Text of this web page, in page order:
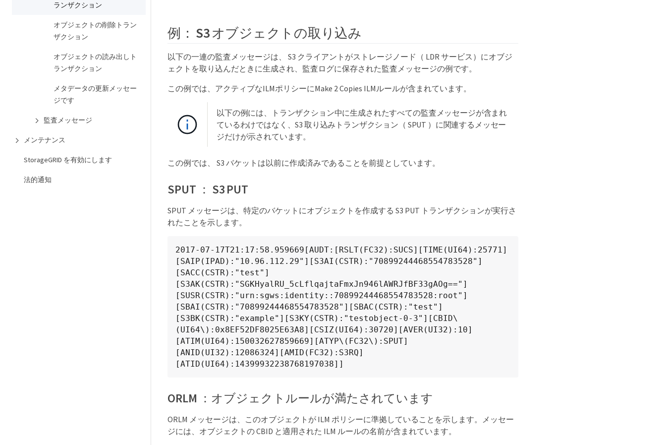
ランザクション
オブジェクトの削除トラン
ザクション
オブジェクトの読み出しト
ランザクション
メタデータの更新メッセー
ジです
監査メッセージ
メンテナンス
StorageGRID を有効にします
法的通知
例： S3 オブジェクトの取り込み
以下の一連の監査メッセージは、 S3 クライアントがストレージノード（ LDR サービス）にオブジ
ェクトを取り込んだときに生成され、監査ログに保存された監査メッセージの例です。
この例では、アクティブなILMポリシーにMake 2 Copies ILMルールが含まれています。
以下の例には、トランザクション中に生成されたすべての監査メッセージが含まれ
ているわけではなく、S3 取り込みトランザクション（ SPUT ）に関連するメッセー
ジだけが示されています。
この例では、 S3 バケットは以前に作成済みであることを前提としています。
SPUT ： S3 PUT
SPUT メッセージは、特定のバケットにオブジェクトを作成する S3 PUT トランザクションが実行さ
れたことを示します。
2017-07-17T21:17:58.959669[AUDT:[RSLT(FC32):SUCS][TIME(UI64):25771]
[SAIP(IPAD):"10.96.112.29"][S3AI(CSTR):"70899244468554783528"]
[SACC(CSTR):"test"]
[S3AK(CSTR):"SGKHyalRU_5cLflqajtaFmxJn946lAWRJfBF33gAOg=="]
[SUSR(CSTR):"urn:sgws:identity::70899244468554783528:root"]
[SBAI(CSTR):"70899244468554783528"][SBAC(CSTR):"test"]
[S3BK(CSTR):"example"][S3KY(CSTR):"testobject-0-3"][CBID\
(UI64\):0x8EF52DF8025E63A8][CSIZ(UI64):30720][AVER(UI32):10]
[ATIM(UI64):150032627859669][ATYP\(FC32\):SPUT]
[ANID(UI32):12086324][AMID(FC32):S3RQ]
[ATID(UI64):14399932238768197038]]
ORLM ：オブジェクトルールが満たされています
ORLM メッセージは、このオブジェクトが ILM ポリシーに準拠していることを示します。メッセー
ジには、オブジェクトの CBID と適用された ILM ルールの名前が含まれています。